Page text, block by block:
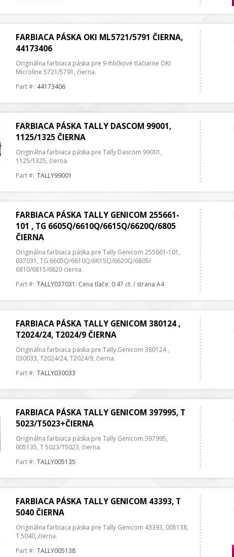
FARBIACA PÁSKA OKI ML5721/5791 ČIERNA,
44173406
Originálna farbiaca páska pre 9 ihličkové tlačiarne OKI
Microline 5721/5791, čierna.
Part #: 44173406
FARBIACA PÁSKA TALLY DASCOM 99001,
1125/1325 ČIERNA
Originálna farbiaca páska pre Tally Dascom 99001,
1125/1325, čierna.
Part #: TALLY99001
FARBIACA PÁSKA TALLY GENICOM 255661-
101 , TG 6605Q/6610Q/6615Q/6620Q/6805
ČIERNA
Originálna farbiaca páska pre Tally Genicom 255661-101,
037031, TG 6605Q/6610Q/6615Q/6620Q/6805/
6810/6815/6820 čierna.
Part #: TALLY037031 : Cena tlače: 0.47 ct. / strana A4
FARBIACA PÁSKA TALLY GENICOM 380124 ,
T2024/24, T2024/9 ČIERNA
Originálna farbiaca páska pre Tally Genicom 380124 ,
030033, T2024/24, T2024/9, čierna.
Part #: TALLY030033
FARBIACA PÁSKA TALLY GENICOM 397995, T
5023/T5023+ČIERNA
Originálna farbiaca páska pre Tally Genicom 397995,
005135, T 5023/T5023, čierna.
Part #: TALLY005135
FARBIACA PÁSKA TALLY GENICOM 43393, T
5040 ČIERNA
Originálna farbiaca páska pre Tally Genicom 43393, 005138,
T 5040, čierna.
Part #: TALLY005138